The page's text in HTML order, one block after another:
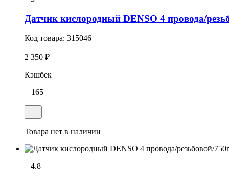
Датчик кислородный DENSO 4 провода/
Код товара: 315046
2 350 ₽
Кэшбек
+ 165
Товара нет в наличии
4.8